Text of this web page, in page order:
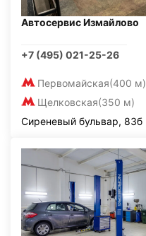
Автосервис Измайлово
+7 (495) 021-25-26
Первомайская(400 м)
Щелковская(350 м)
Сиреневый бульвар, 83б